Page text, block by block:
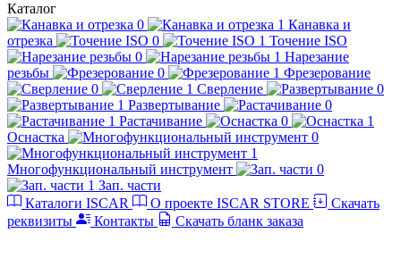
Каталог
Канавка и
отрезка
Точение ISO
Нарезание
резьбы
Фрезерование
Сверление
Развертывание
Растачивание
Оснастка
Многофункциональный инструмент
Зап. части
Каталоги ISCAR
О проекте ISCAR STORE
Скачать
реквизиты
Контакты Скачать бланк заказа